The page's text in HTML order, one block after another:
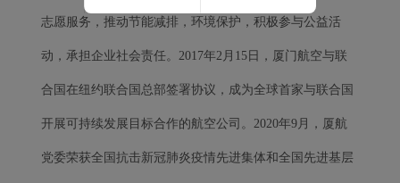
志愿服务，推动节能减排，环境保护，积极参与公益活
动，承担企业社会责任。2017年2月15日，厦门航空与联
合国在纽约联合国总部签署协议，成为全球首家与联合国
开展可持续发展目标合作的航空公司。2020年9月，厦航
党委荣获全国抗击新冠肺炎疫情先进集体和全国先进基层